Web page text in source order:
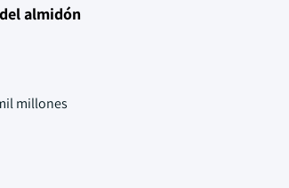
almidón
millones